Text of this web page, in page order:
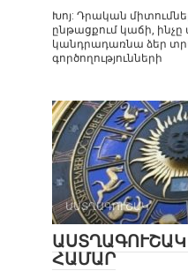
Խոյ: Դրական
ընթացքում կաճի,
կանդրադառնա ձեր
գործողությունների
ԱՍՏՂԱԳՈՒՇԱԿ
ՀԱՄԱՐ